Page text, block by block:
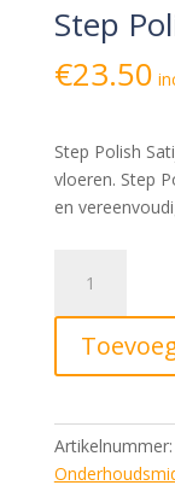
Step
€23.50
Step Polish
vloeren. Step
en
Polish
Satijn
9180,
1
aantal
Artikelnummer: